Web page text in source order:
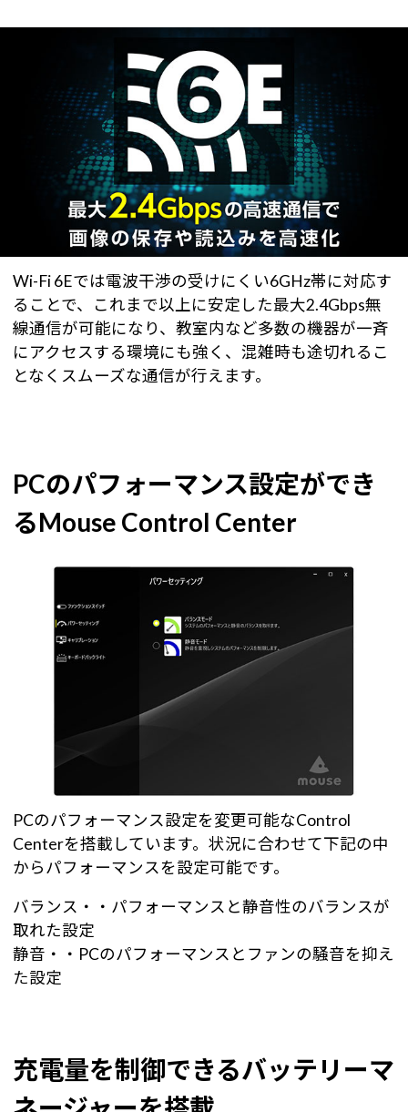
Wi-Fi 6Eでは電波干渉の受けにくい6GHz帯に対応す
ることで、これまで以上に安定した最大2.4Gbps無
線通信が可能になり、教室内など多数の機器が一斉
にアクセスする環境にも強く、混雑時も途切れるこ
となくスムーズな通信が行えます。
PCのパフォーマンス設定ができ
るMouse Control Center
PCのパフォーマンス設定を変更可能なControl
Centerを搭載しています。状況に合わせて下記の中
からパフォーマンスを設定可能です。
バランス・・パフォーマンスと静音性のバランスが
取れた設定
静音・・PCのパフォーマンスとファンの騒音を抑え
た設定
充電量を制御できるバッテリーマ